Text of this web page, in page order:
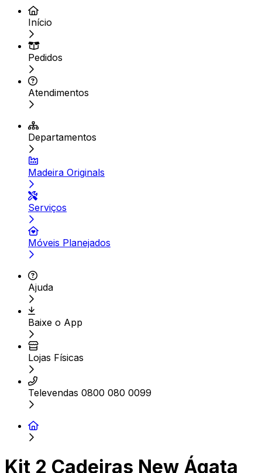
Início
Pedidos
Atendimentos
Departamentos
Madeira Originals
Serviços
Móveis Planejados
Ajuda
Baixe o App
Lojas Físicas
Televendas 0800 080 0099
Kit 2 Cadeiras New Ágata